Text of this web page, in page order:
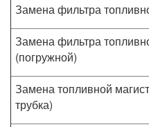
Замена фильтра
Замена фильтра
(погружной)
Замена топливной
трубка)